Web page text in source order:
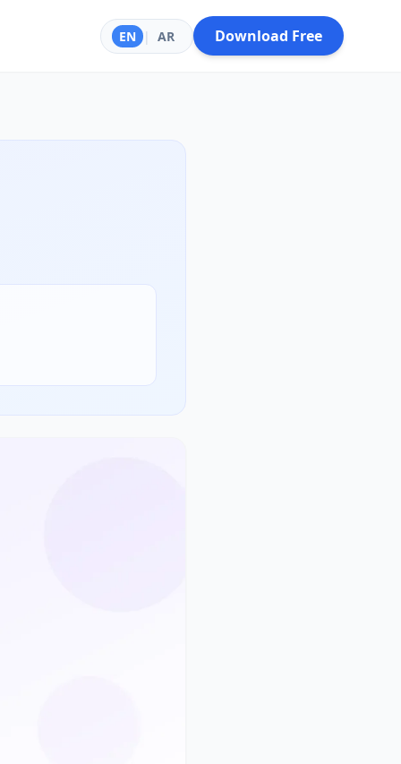
EN | AR Download Free